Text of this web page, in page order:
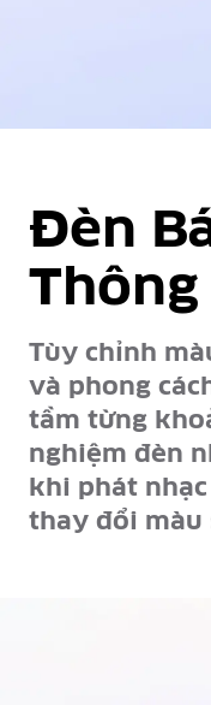
Đèn
Tùy chỉnh
và phong
tầm từng
nghiệm đèn
khi phát
thay đổi màu